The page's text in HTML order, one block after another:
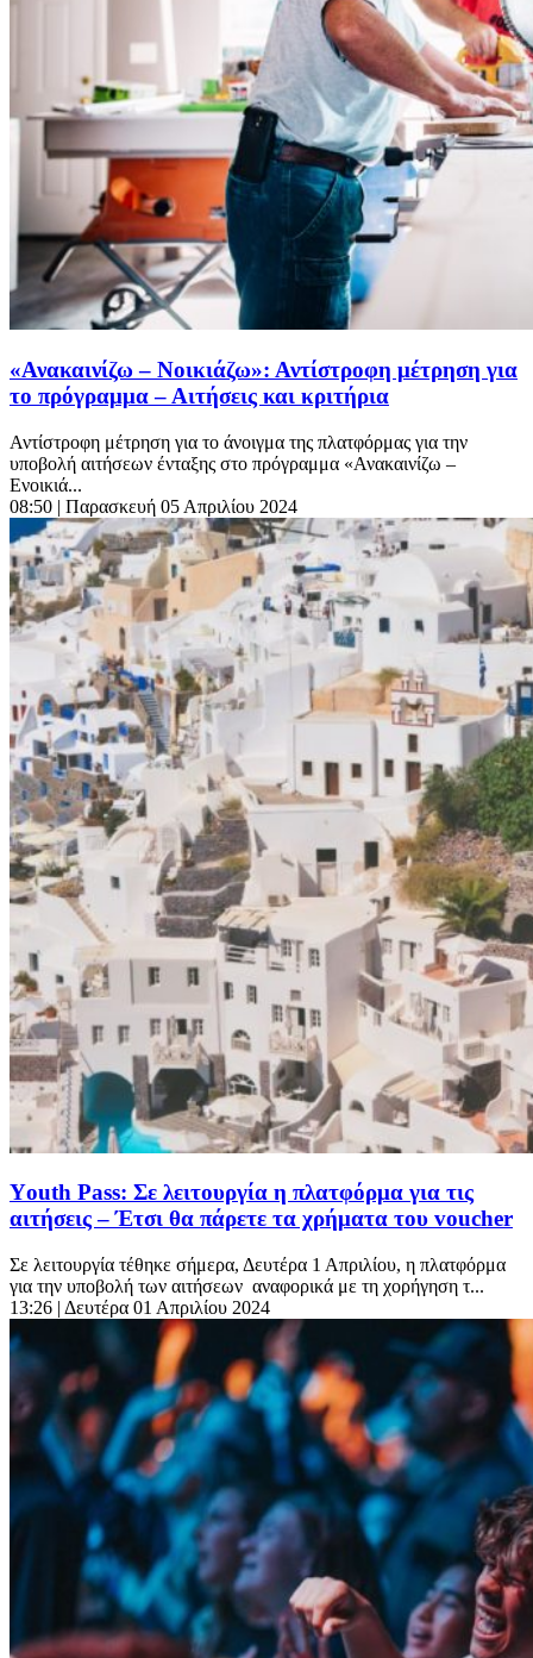
«Ανακαινίζω – Νοικιάζω»: Αντίστροφη μέτρηση για
το πρόγραμμα – Αιτήσεις και κριτήρια
Αντίστροφη μέτρηση για το άνοιγμα της πλατφόρμας για την
υποβολή αιτήσεων ένταξης στο πρόγραμμα «Ανακαινίζω –
Ενοικιά...
08:50 | Παρασκευή 05 Απριλίου 2024
Υouth Pass: Σε λειτουργία η πλατφόρμα για τις
αιτήσεις – Έτσι θα πάρετε τα χρήματα του voucher
Σε λειτουργία τέθηκε σήμερα, Δευτέρα 1 Απριλίου, η πλατφόρμα
για την υποβολή των αιτήσεων αναφορικά με τη χορήγηση τ...
13:26 | Δευτέρα 01 Απριλίου 2024